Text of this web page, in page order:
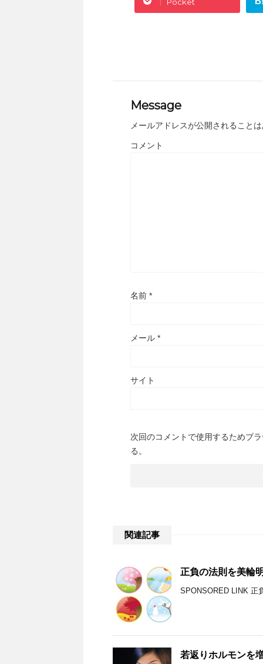
Message
メールアドレスが公開されることは
コメント
名前 *
メール *
サイト
次回のコメントで使用するためブ
る。
関連記事
正負の法則を美輪
SPONSORED LINK 正
若返りホルモンを